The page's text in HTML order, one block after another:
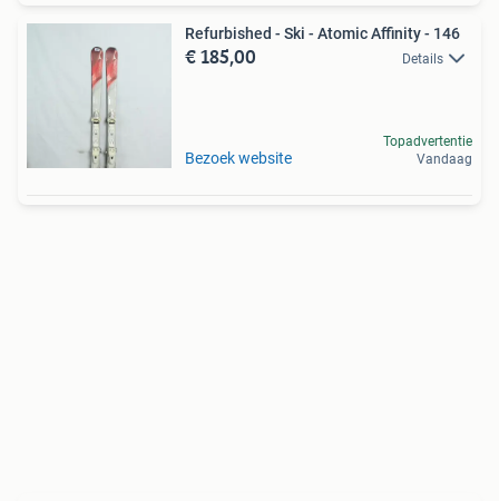
Refurbished - Ski - Atomic Affinity - 146
€ 185,00 Details
Bezoek website
Topadvertentie
Vandaag